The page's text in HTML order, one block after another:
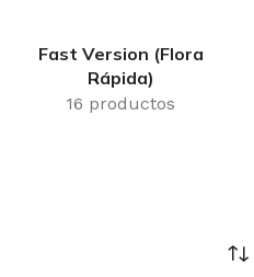
Fast Version (Flora
Rápida)
16 productos